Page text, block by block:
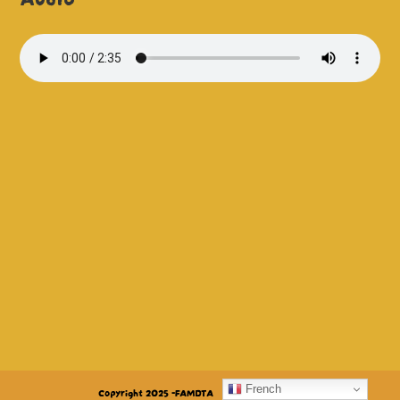
Copyright 2025 -FAMDTA Mentions légales
French